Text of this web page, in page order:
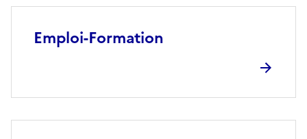
Emploi-Formation